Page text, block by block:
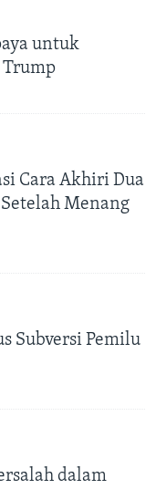
untuk
Trump
Cara Akhiri Dua
Menang
Subversi Pemilu
dalam